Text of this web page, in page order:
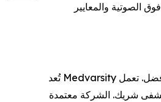
الصوتية والمعايير
تُعد Medvarsity أكبر شركة في آسيا وأكثرها موثوقية في مجال تكنولوجيا التعليم الصحي، وتركز على تحسين النتائج الطبية من خلال التدريب الأفضل. تعمل Medvarsity في أكثر من 192
في الرعاية الصحية شهريًا، وتجمع بين التعليم عبر الإنترنت والتدريب السريري بجانب سرير المريض في أكثر من 150 مستشفى شريك. الشركة معتمدة